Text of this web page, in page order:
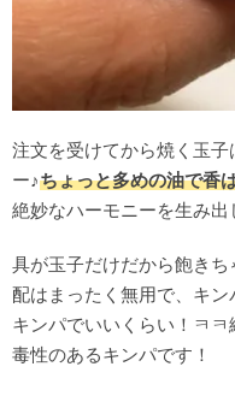
注文を受けてから焼く玉
ー♪ちょっと多めの油で香
絶妙なハーモニーを生み出
具が玉子だけだから飽き
配はまったく無用で、キ
キンパでいいくらい！ㅋ
毒性のあるキンパです！